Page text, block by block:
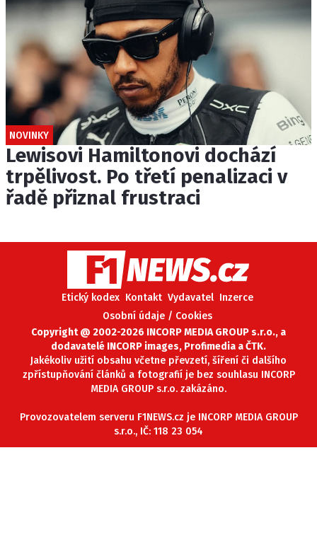
NOVINKY
Lewisovi Hamiltonovi dochází
trpělivost. Po třetí penalizaci v
řadě přiznal frustraci
Etický kodex Kontakt Vydavatel Inzerce
Osobní údaje / Cookies
Copyright @ 2002-2026 INCORP MEDIA GROUP s.r.o., a
dodavatelé INCORP images, Profimedia a ČTK.
Jakékoliv užití obsahu včetne převzetí, šíření či dalšího
zpřístupňování článků a fotografií je bez souhlasu INCORP
MEDIA GROUP s.r.o. zakázáno.
Provozovatelem serveru F1NEWS.cz je INCORP MEDIA GROUP
s.r.o., IČ: 118 23 054